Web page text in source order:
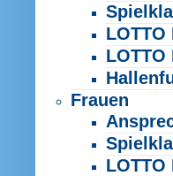
LOTTO
LOTTO
Frauen
LOTTO